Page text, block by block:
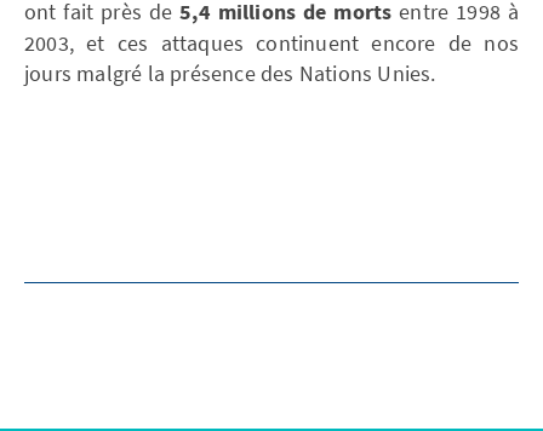
ont fait près de 5,4 millions de mortsentre 1998 à
2003, et ces attaques continuent encore de nos
jours malgré la présence des Nations Unies.